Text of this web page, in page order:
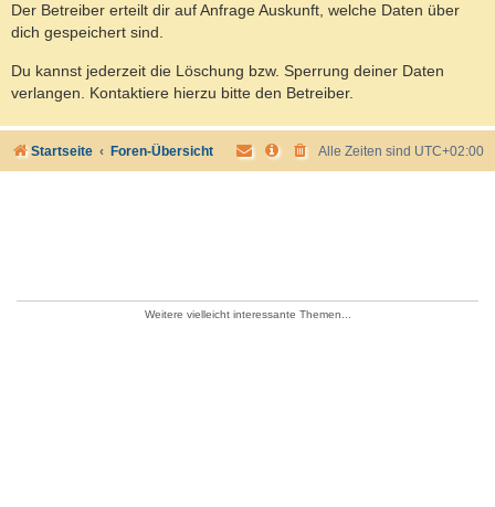
Der Betreiber erteilt dir auf Anfrage Auskunft, welche Daten über
dich gespeichert sind.
Du kannst jederzeit die Löschung bzw. Sperrung deiner Daten
verlangen. Kontaktiere hierzu bitte den Betreiber.
Startseite Foren-Übersicht Alle Zeiten sind UTC+02:00
Weitere vielleicht interessante Themen...